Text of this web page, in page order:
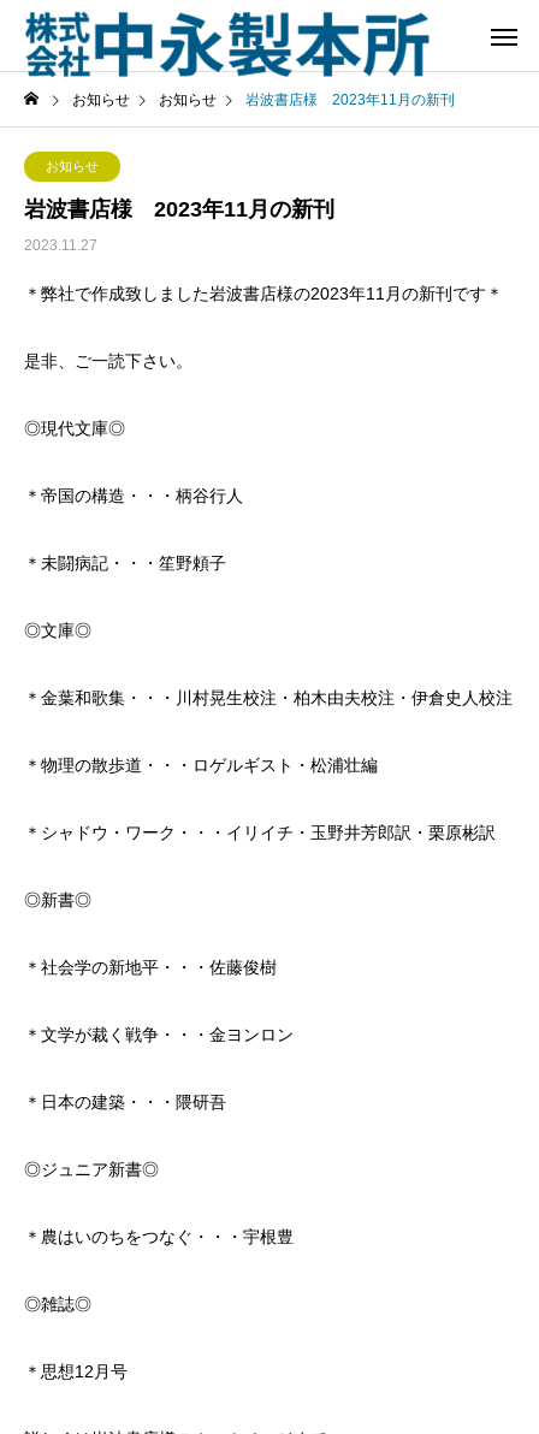
お知らせ お知らせ 岩波書店様 2023年11月の新刊
お知らせ
岩波書店様 2023年11月の新刊
2023.11.27
＊弊社で作成致しました岩波書店様の2023年11月の新刊です＊
是非、ご一読下さい。
◎現代文庫◎
＊帝国の構造・・・柄谷行人
＊未闘病記・・・笙野頼子
◎文庫◎
＊金葉和歌集・・・川村晃生校注・柏木由夫校注・伊倉史人校注
＊物理の散歩道・・・ロゲルギスト・松浦壮編
＊シャドウ・ワーク・・・イリイチ・玉野井芳郎訳・栗原彬訳
◎新書◎
＊社会学の新地平・・・佐藤俊樹
＊文学が裁く戦争・・・金ヨンロン
＊日本の建築・・・隈研吾
◎ジュニア新書◎
＊農はいのちをつなぐ・・・宇根豊
◎雑誌◎
＊思想12月号